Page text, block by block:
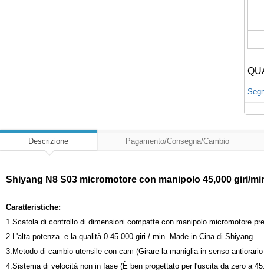
Descrizione Pagamento/Consegna/Cambio
Shiyang N8 S03 micromotore con manipolo 45,000 giri/
Caratteristiche:
1.Scatola di controllo di dimensioni compatte con manipolo micromotore
2.L'alta potenza e la qualità 0-45.000 giri / min. Made in Cina di Shiyang.
3.Metodo di cambio utensile con cam (Girare la maniglia in senso
4.Sistema di velocità non in fase (È ben progettato per l'uscita da zero a